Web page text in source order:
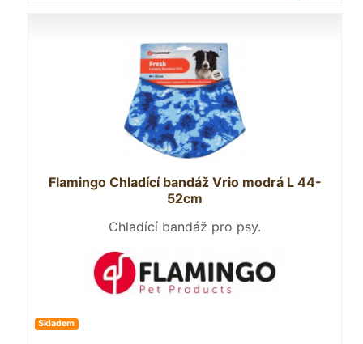
Flamingo Chladící bandáž Vrio modrá L 44-
52cm
Chladící bandáž pro psy.
Skladem